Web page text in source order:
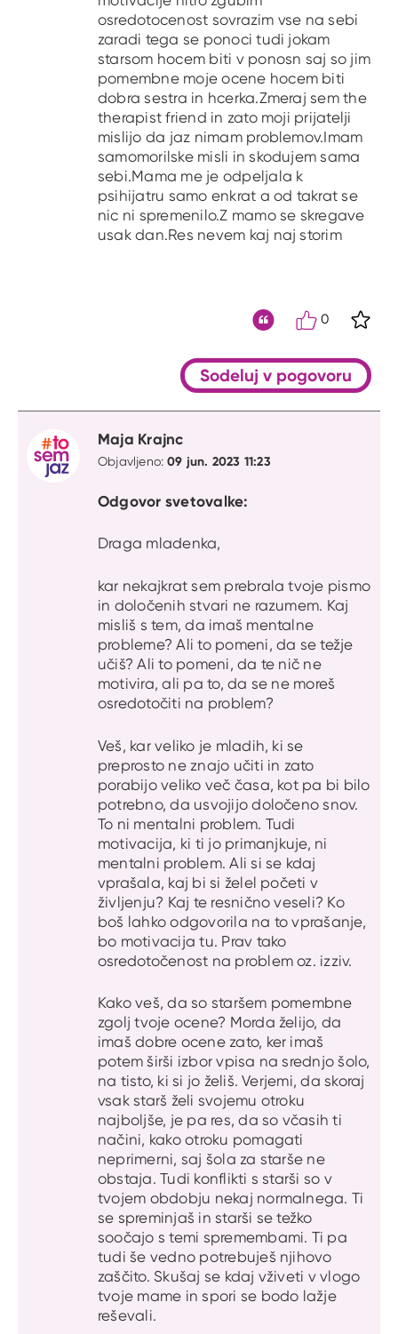
osredotocenost sovrazim vse na sebi
zaradi tega se ponoci tudi jokam
starsom hocem biti v ponosn saj so jim
pomembne moje ocene hocem biti
dobra sestra in hcerka.Zmeraj sem the
therapist friend in zato moji prijatelji
mislijo da jaz nimam problemov.Imam
samomorilske misli in skodujem sama
sebi.Mama me je odpeljala k
psihijatru samo enkrat a od takrat se
nic ni spremenilo.Z mamo se skregave
usak dan.Res nevem kaj naj storim
0
Sodeluj v pogovoru
Maja Krajnc
Objavljeno:09 jun. 2023 11:23
Odgovor svetovalke:
Draga mladenka,
kar nekajkrat sem prebrala tvoje pismo
in določenih stvari ne razumem. Kaj
misliš s tem, da imaš mentalne
probleme? Ali to pomeni, da se težje
učiš? Ali to pomeni, da te nič ne
motivira, ali pa to, da se ne moreš
osredotočiti na problem?
Veš, kar veliko je mladih, ki se
preprosto ne znajo učiti in zato
porabijo veliko več časa, kot pa bi bilo
potrebno, da usvojijo določeno snov.
To ni mentalni problem. Tudi
motivacija, ki ti jo primanjkuje, ni
mentalni problem. Ali si se kdaj
vprašala, kaj bi si želel početi v
življenju? Kaj te resnično veseli? Ko
boš lahko odgovorila na to vprašanje,
bo motivacija tu. Prav tako
osredotočenost na problem oz. izziv.
Kako veš, da so staršem pomembne
zgolj tvoje ocene? Morda želijo, da
imaš dobre ocene zato, ker imaš
potem širši izbor vpisa na srednjo šolo,
na tisto, ki si jo želiš. Verjemi, da skoraj
vsak starš želi svojemu otroku
najboljše, je pa res, da so včasih ti
načini, kako otroku pomagati
neprimerni, saj šola za starše ne
obstaja. Tudi konflikti s starši so v
tvojem obdobju nekaj normalnega. Ti
se spreminjaš in starši se težko
soočajo s temi spremembami. Ti pa
tudi še vedno potrebuješ njihovo
zaščito. Skušaj se kdaj vživeti v vlogo
tvoje mame in spori se bodo lažje
reševali.